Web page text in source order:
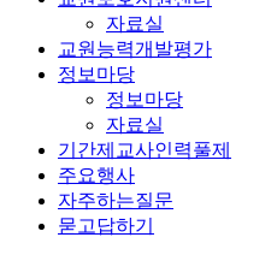
자료실
교원능력개발평가
정보마당
정보마당
자료실
기간제교사인력풀제
주요행사
자주하는질문
묻고답하기